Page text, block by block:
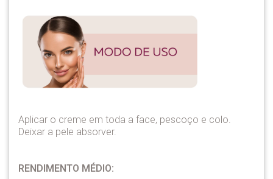
Aplicar o creme em toda a face, pescoço e colo.
Deixar a pele absorver.
RENDIMENTO MÉDIO: